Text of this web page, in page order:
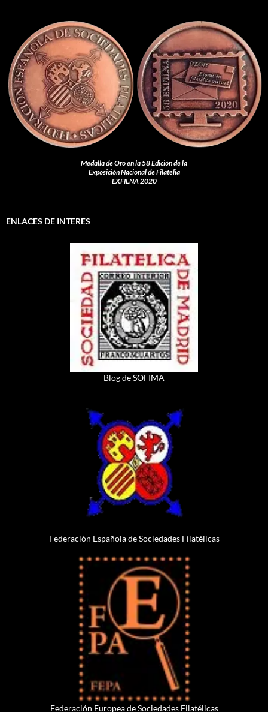
Medalla de Oro en la 58 Edición de la
Exposición Nacional de Filatelia
EXFILNA 2020
ENLACES DE INTERES
Blog de SOFIMA
Federación Española de Sociedades Filatélicas
Federación Europea de Sociedades Filatélicas